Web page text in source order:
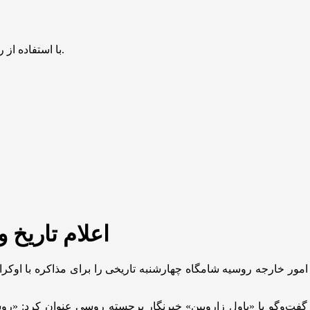
با استفاده از روش‌های زیر می‌توانید این صفحه را با دوستان خود به اشتراک بگذارید.
اعلام
خارجه روسیه شامگاه چهارشنبه تاریخی را برای مذاکره با
با «پاول زاروبین» خبرنگار برجسته روسی عنوان کرد: